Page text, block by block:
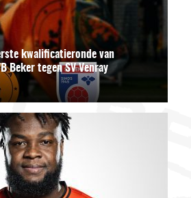
kwalificatieronde van
Beker tegen SV Venray